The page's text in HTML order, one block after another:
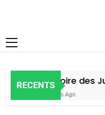
RECENTSHistoire des
5 Jours Ago